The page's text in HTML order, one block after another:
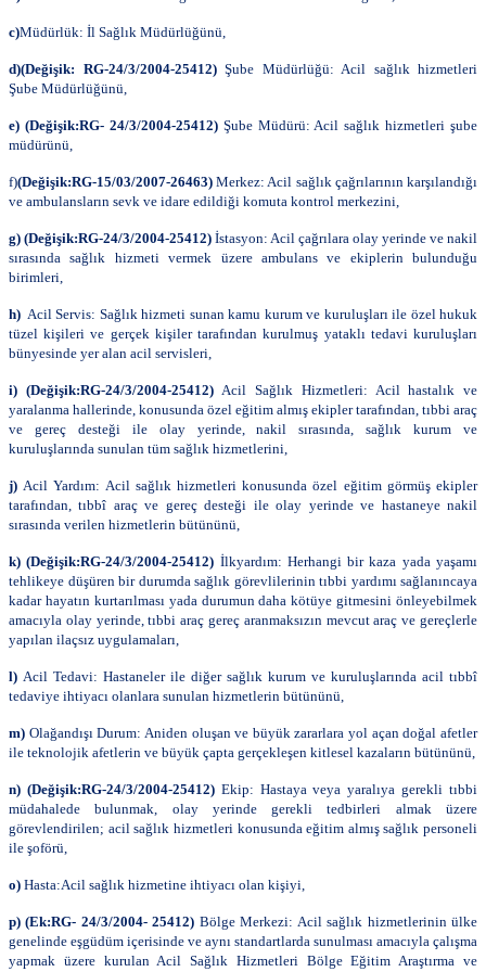
c)Müdürlük: İl Sağlık Müdürlüğünü,
d)(Değişik: RG-24/3/2004-25412)Şube Müdürlüğü: Acil sağlık hizmetleri
Şube Müdürlüğünü,
e) (Değişik:RG- 24/3/2004-25412)Şube Müdürü: Acil sağlık hizmetleri şube
müdürünü,
f)(Değişik:RG-15/03/2007-26463)Merkez: Acil sağlık çağrılarının karşılandığı
ve ambulansların sevk ve idare edildiği komuta kontrol merkezini,
g) (Değişik:RG-24/3/2004-25412) İstasyon: Acil çağrılara olay yerinde ve nakil
sırasında sağlık hizmeti vermek üzere ambulans ve ekiplerin bulunduğu
birimleri,
h) Acil Servis: Sağlık hizmeti sunan kamu kurum ve kuruluşları ile özel hukuk
tüzel kişileri ve gerçek kişiler tarafından kurulmuş yataklı tedavi kuruluşları
bünyesinde yer alan acil servisleri,
i) (Değişik:RG-24/3/2004-25412)Acil Sağlık Hizmetleri: Acil hastalık ve
yaralanma hallerinde, konusunda özel eğitim almış ekipler tarafından, tıbbi araç
ve gereç desteği ile olay yerinde, nakil sırasında, sağlık kurum ve
kuruluşlarında sunulan tüm sağlık hizmetlerini,
j) Acil Yardım: Acil sağlık hizmetleri konusunda özel eğitim görmüş ekipler
tarafından, tıbbî araç ve gereç desteği ile olay yerinde ve hastaneye nakil
sırasında verilen hizmetlerin bütününü,
k) (Değişik:RG-24/3/2004-25412) İlkyardım: Herhangi bir kaza yada yaşamı
tehlikeye düşüren bir durumda sağlık görevlilerinin tıbbi yardımı sağlanıncaya
kadar hayatın kurtarılması yada durumun daha kötüye gitmesini önleyebilmek
amacıyla olay yerinde, tıbbi araç gereç aranmaksızın mevcut araç ve gereçlerle
yapılan ilaçsız uygulamaları,
l) Acil Tedavi: Hastaneler ile diğer sağlık kurum ve kuruluşlarında acil tıbbî
tedaviye ihtiyacı olanlara sunulan hizmetlerin bütününü,
m) Olağandışı Durum: Aniden oluşan ve büyük zararlara yol açan doğal afetler
ile teknolojik afetlerin ve büyük çapta gerçekleşen kitlesel kazaların bütününü,
n) (Değişik:RG-24/3/2004-25412)Ekip: Hastaya veya yaralıya gerekli tıbbi
müdahalede bulunmak, olay yerinde gerekli tedbirleri almak üzere
görevlendirilen; acil sağlık hizmetleri konusunda eğitim almış sağlık personeli
ile şoförü,
o) Hasta:Acil sağlık hizmetine ihtiyacı olan kişiyi,
p) (Ek:RG- 24/3/2004- 25412) Bölge Merkezi: Acil sağlık hizmetlerinin ülke
genelinde eşgüdüm içerisinde ve aynı standartlarda sunulması amacıyla çalışma
yapmak üzere kurulan Acil Sağlık Hizmetleri Bölge Eğitim Araştırma ve